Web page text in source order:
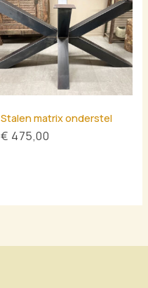
Stalen matrix onderstel
€ 475,00